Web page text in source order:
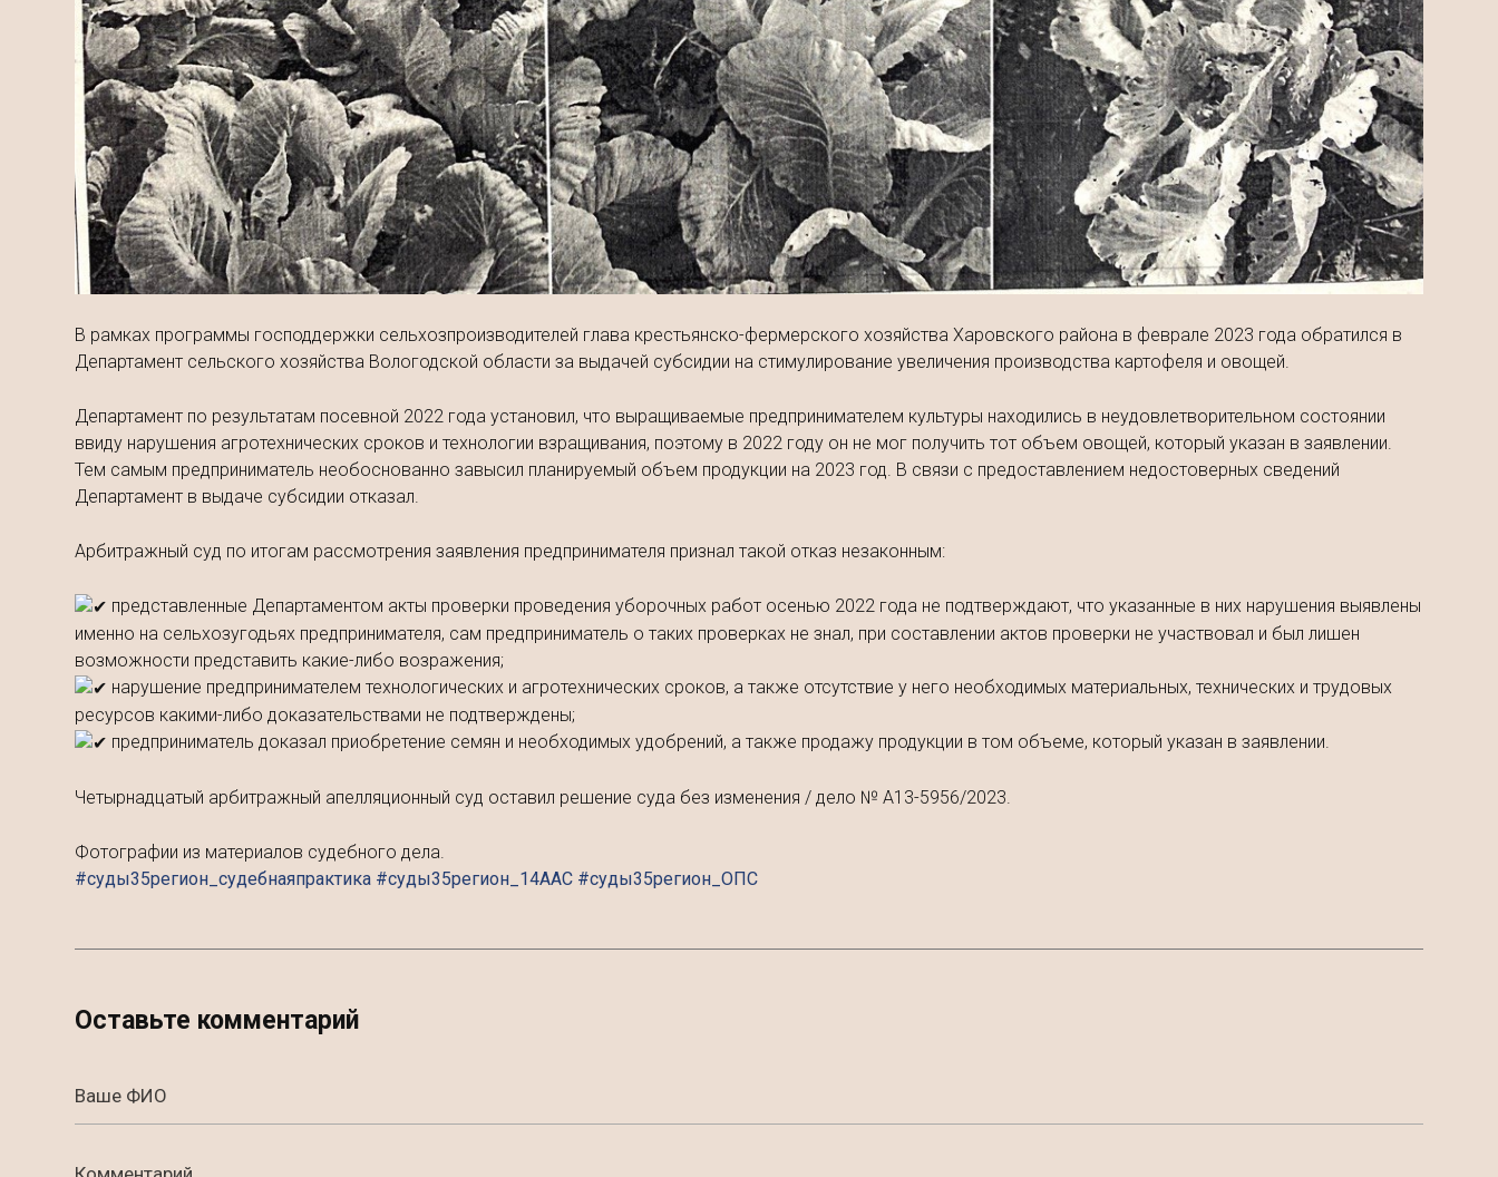
В рамках программы господдержки сельхозпроизводителей глава крестьянско-фермерского хозяйства Харовского района в феврале 2023 года обратился в
Департамент сельского хозяйства Вологодской области за выдачей субсидии на стимулирование увеличения производства картофеля и овощей.
Департамент по результатам посевной 2022 года установил, что выращиваемые предпринимателем культуры находились в неудовлетворительном состоянии
ввиду нарушения агротехнических сроков и технологии взращивания, поэтому в 2022 году он не мог получить тот объем овощей, который указан в заявлении.
Тем самым предприниматель необоснованно завысил планируемый объем продукции на 2023 год. В связи с предоставлением недостоверных сведений
Департамент в выдаче субсидии отказал.
Арбитражный суд по итогам рассмотрения заявления предпринимателя признал такой отказ незаконным:
представленные Департаментом акты проверки проведения уборочных работ осенью 2022 года не подтверждают, что указанные в них нарушения выявлены
именно на сельхозугодьях предпринимателя, сам предприниматель о таких проверках не знал, при составлении актов проверки не участвовал и был лишен
возможности представить какие-либо возражения;
нарушение предпринимателем технологических и агротехнических сроков, а также отсутствие у него необходимых материальных, технических и трудовых
ресурсов какими-либо доказательствами не подтверждены;
предприниматель доказал приобретение семян и необходимых удобрений, а также продажу продукции в том объеме, который указан в заявлении.
Четырнадцатый арбитражный апелляционный суд оставил решение суда без изменения / дело № А13-5956/2023.
Фотографии из материалов судебного дела.
#суды35регион_судебнаяпрактика #суды35регион_14ААС #суды35регион_ОПС
Оставьте комментарий